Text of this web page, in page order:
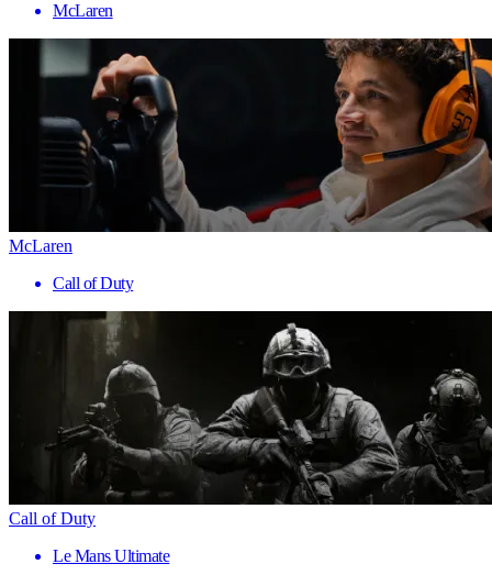
McLaren
McLaren
Call of Duty
Call of Duty
Le Mans Ultimate